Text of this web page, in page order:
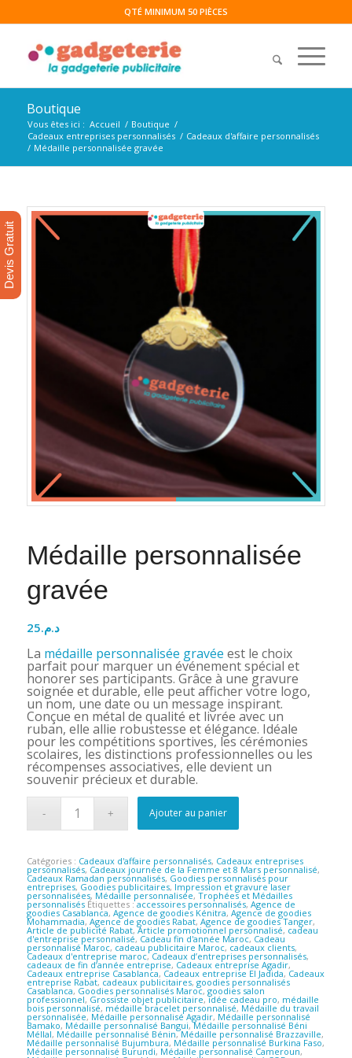
QTÉ MINIMUM 50 PIÈCES
Boutique
Vous êtes ici : Accueil / Boutique /
Cadeaux entreprises personnalisés / Cadeaux d'affaire personnalisés
/ Médaille personnalisée gravée
Médaille personnalisée
gravée
د.م.25
La médaille personnalisée gravée est le choix
parfait pour marquer un événement spécial et
honorer ses participants. Grâce à une gravure
soignée et durable, elle peut afficher votre logo,
un nom, une date ou un message inspirant.
Conçue en métal de qualité et livrée avec un
ruban, elle allie robustesse et élégance. Idéale
pour les compétitions sportives, les cérémonies
scolaires, les distinctions professionnelles ou les
récompenses associatives, elle devient un
souvenir précieux et durable.
Ajouter au panier
Catégories : Cadeaux d'affaire personnalisés, Cadeaux entreprises
personnalisés, Cadeaux journée de la Femme et 8 Mars personnalisé,
Cadeaux Ramadan personnalisés, Goodies personnalisés pour
entreprises, Goodies publicitaires, Impression et gravure laser
personnalisées, Médaille personnalisée, Trophées et Médailles
personnalisés Étiquettes :accessoires personnalisés, Agence de
goodies Casablanca, Agence de goodies Kénitra, Agence de goodies
Mohammadia, Agence de goodies Rabat, Agence de goodies Tanger,
Article de publicité Rabat,Article promotionnel personnalisé, cadeau
d'entreprise personnalisé, Cadeau fin d'année Maroc, Cadeau
personnalisé Maroc, cadeau publicitaire Maroc, cadeaux clients,
Cadeaux d'entreprise maroc, Cadeaux d’entreprises personnalisés,
cadeaux de fin d’année entreprise, Cadeaux entreprise Agadir,
Cadeaux entreprise Casablanca, Cadeaux entreprise El Jadida, Cadeaux
entreprise Rabat, cadeaux publicitaires, goodies personnalisés
Casablanca, Goodies personnalisés Maroc, goodies salon
professionnel, Grossiste objet publicitaire,idée cadeau pro, médaille
bois personnalisé, médaille bracelet personnalisé, Médaille du travail
personnalisée, Médaille personnalisé Agadir, Médaille personnalisé
Bamako, Médaille personnalisé Bangui,Médaille personnalisé Béni
Méllal, Médaille personnalisé Bénin,Médaille personnalisé Brazzaville,
Médaille personnalisé Bujumbura, Médaille personnalisé Burkina Faso,
Médaille personnalisé Burundi, Médaille personnalisé Cameroun,
Devis Gratuit